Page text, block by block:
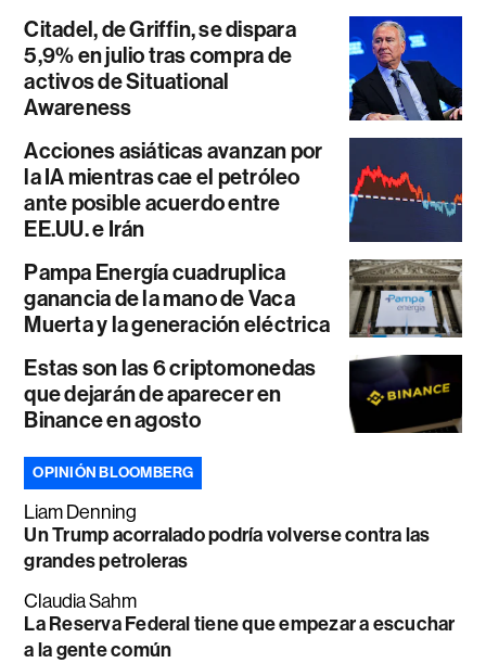
Citadel, de Griffin, se dispara
5,9% en julio tras compra de
activos de Situational
Awareness
Acciones asiáticas avanzan por
la IA mientras cae el petróleo
ante posible acuerdo entre
EE.UU. e Irán
Pampa Energía cuadruplica
ganancia de la mano de Vaca
Muerta y la generación eléctrica
Estas son las 6 criptomonedas
que dejarán de aparecer en
Binance en agosto
OPINIÓN BLOOMBERG
Liam Denning
Un Trump acorralado podría volverse contra las
grandes petroleras
Claudia Sahm
La Reserva Federal tiene que empezar a escuchar
a la gente común